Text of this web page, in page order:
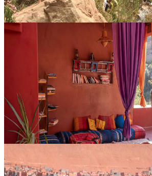
Tamraght, Marocco
Quando la vita sembra incerta e una sfida
osservata da una prospettiva nuova, questi
offrono uno spazio attento e profondo in cui
895,00 €
Sti Fadma, Marocco